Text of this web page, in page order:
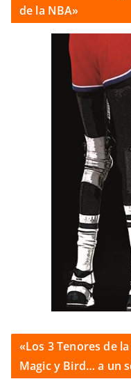
de la NBA»
«Los 3 Tenores de
Magic y Bird… a un